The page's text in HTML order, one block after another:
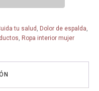
tu salud , Dolor de espalda,
, Ropa interior mujer